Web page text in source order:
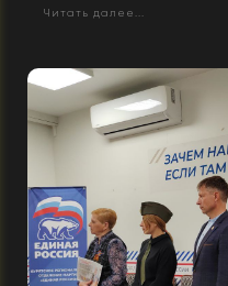
Читать далее...